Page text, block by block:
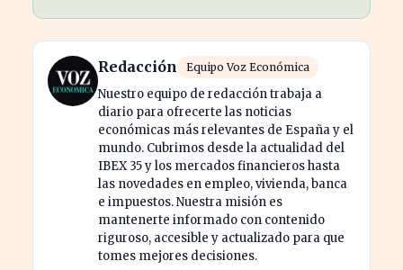
Redacción Equipo Voz Económica
Nuestro equipo de redacción trabaja a
diario para ofrecerte las noticias
económicas más relevantes de España y el
mundo. Cubrimos desde la actualidad del
IBEX 35 y los mercados financieros hasta
las novedades en empleo, vivienda, banca
e impuestos. Nuestra misión es
mantenerte informado con contenido
riguroso, accesible y actualizado para que
tomes mejores decisiones.